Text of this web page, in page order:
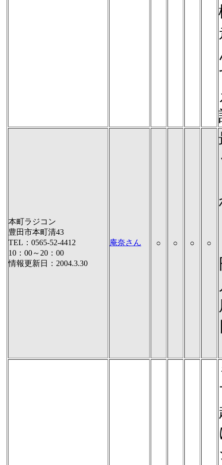
本町ラジコン
豊田市本町清43
TEL：0565-52-4412
10：00～20：00
情報更新日：2004.3.30
庵奈さん ○ ○ ○ ○